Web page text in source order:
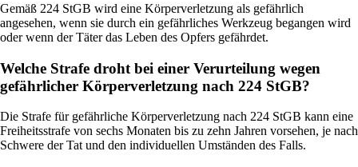
Gemäß 224 StGB wird eine Körperverletzung als gefährlich
angesehen, wenn sie durch ein gefährliches Werkzeug begangen wird
oder wenn der Täter das Leben des Opfers gefährdet.
Welche Strafe droht bei einer Verurteilung wegen
gefährlicher Körperverletzung nach 224 StGB?
Die Strafe für gefährliche Körperverletzung nach 224 StGB kann eine
Freiheitsstrafe von sechs Monaten bis zu zehn Jahren vorsehen, je nach
Schwere der Tat und den individuellen Umständen des Falls.